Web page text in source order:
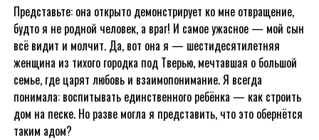
Представьте: она открыто демонстрирует ко мне отвращение,
будто я не родной человек, а враг! И самое ужасное — мой сын
всё видит и молчит. Да, вот она я — шестидесятилетняя
женщина из тихого городка под Тверью, мечтавшая о большой
семье, где царят любовь и взаимопонимание. Я всегда
понимала: воспитывать единственного ребёнка — как строить
дом на песке. Но разве могла я представить, что это обернётся
таким адом?